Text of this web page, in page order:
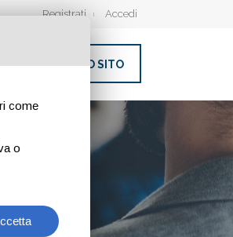
Registrati Accedi
INSERISCI IL TUO SITO
come
o